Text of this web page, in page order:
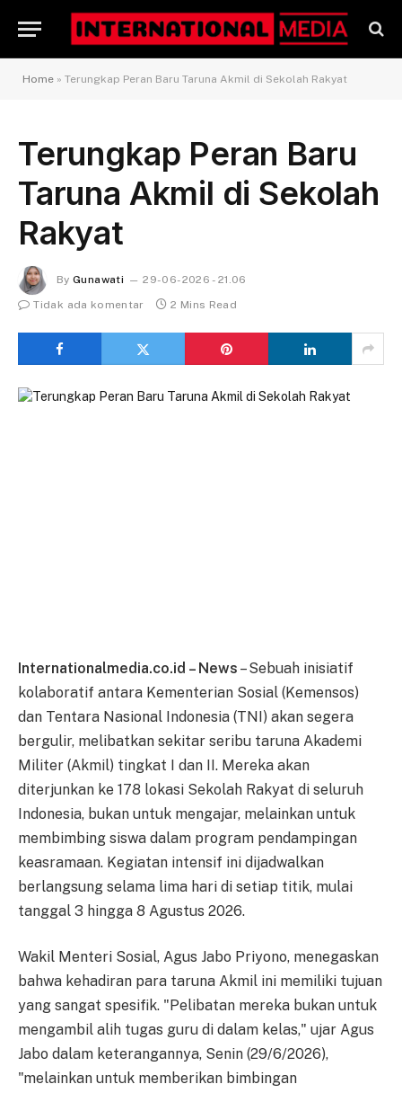
Home » Terungkap Peran Baru Taruna Akmil di Sekolah Rakyat
Terungkap Peran Baru
Taruna Akmil di Sekolah
Rakyat
By Gunawati
29-06-2026 - 21.06
Tidak ada komentar
2 Mins Read
Internationalmedia.co.id – News – Sebuah inisiatif
kolaboratif antara Kementerian Sosial (Kemensos)
dan Tentara Nasional Indonesia (TNI) akan segera
bergulir, melibatkan sekitar seribu taruna Akademi
Militer (Akmil) tingkat I dan II. Mereka akan
diterjunkan ke 178 lokasi Sekolah Rakyat di seluruh
Indonesia, bukan untuk mengajar, melainkan untuk
membimbing siswa dalam program pendampingan
keasramaan. Kegiatan intensif ini dijadwalkan
berlangsung selama lima hari di setiap titik, mulai
tanggal 3 hingga 8 Agustus 2026.
Wakil Menteri Sosial, Agus Jabo Priyono, menegaskan
bahwa kehadiran para taruna Akmil ini memiliki tujuan
yang sangat spesifik. "Pelibatan mereka bukan untuk
mengambil alih tugas guru di dalam kelas," ujar Agus
Jabo dalam keterangannya, Senin (29/6/2026),
"melainkan untuk memberikan bimbingan